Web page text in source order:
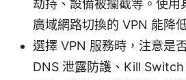
劫持、設備被攔截等。使用
廣域網路切換的 VPN 能降
選擇 VPN 服務時，注意是
DNS 泄露防護、Kill